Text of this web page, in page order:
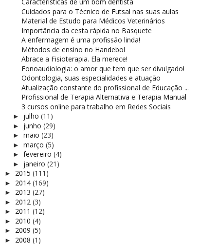
Características de um bom dentista
Cuidados para o Técnico de Futsal nas suas aulas
Material de Estudo para Médicos Veterinários
Importância da cesta rápida no Basquete
A enfermagem é uma profissão linda!
Métodos de ensino no Handebol
Abrace a Fisioterapia. Ela merece!
Fonoaudiologia: o amor que tem que ser divulgado!
Odontologia, suas especialidades e atuação
Atualização constante do profissional de Educação ...
Profissional de Terapia Alternativa e Terapia Manual
3 cursos online para trabalho em Redes Sociais
► julho (11)
► junho (29)
► maio (23)
► março (5)
► fevereiro (4)
► janeiro (21)
► 2015 (111)
► 2014 (169)
► 2013 (27)
► 2012 (3)
► 2011 (12)
► 2010 (4)
► 2009 (5)
► 2008 (1)